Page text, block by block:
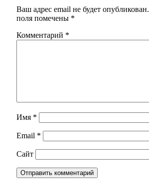
Ваш адрес email не будет опубликован.
поля помечены *
Комментарий *
Имя *
Email *
Сайт